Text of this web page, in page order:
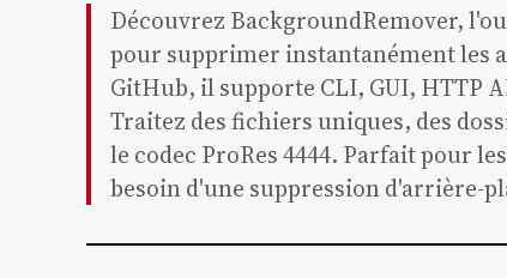
Découvrez BackgroundRemover,
pour supprimer instantanément les
GitHub, il supporte CLI, GUI, HTTP
Traitez des fichiers uniques, des
le codec ProRes 4444. Parfait pour
besoin d'une suppression d'arrière-